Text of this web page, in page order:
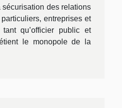
des relations
entreprises et
qu’officier public et
le monopole de la